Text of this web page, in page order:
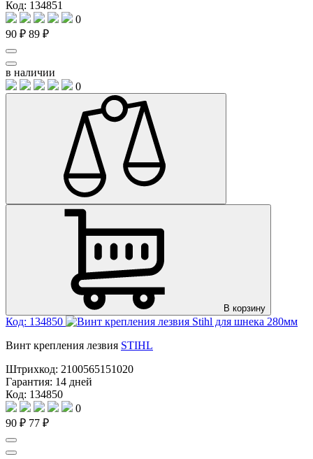
Код: 134851
0
90 ₽ 89 ₽
в наличии
0
В корзину
Код: 134850
Винт крепления лезвия STIHL
Штрихкод: 2100565151020
Гарантия: 14 дней
Код: 134850
0
90 ₽ 77 ₽